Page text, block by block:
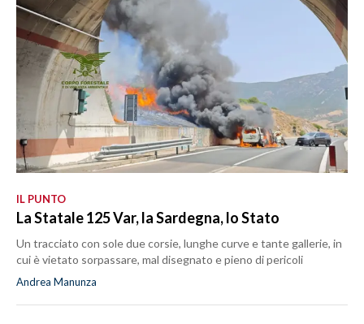
IL PUNTO
La Statale 125 Var, la Sardegna, lo Stato
Un tracciato con sole due corsie, lunghe curve e tante gallerie, in
cui è vietato sorpassare, mal disegnato e pieno di pericoli
Andrea Manunza